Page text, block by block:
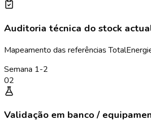
Auditoria técnica do stock
Mapeamento das referências
Semana 1-2
02
Validação em banco /